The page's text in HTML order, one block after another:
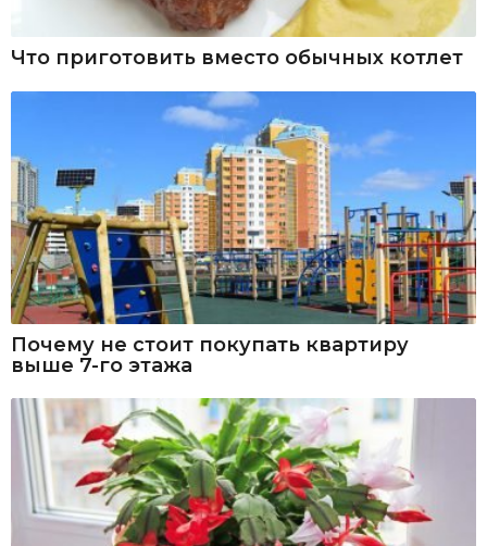
Что приготовить вместо обычных котлет
Почему не стоит покупать квартиру
выше 7-го этажа